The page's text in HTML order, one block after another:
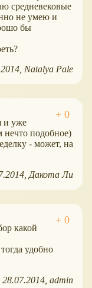
средневековые
не умею и
бы
Natalya Pale
и уже
нечто подобное)
- может, на
Дакота Ли
какой
удобно
28.07.2014 admin